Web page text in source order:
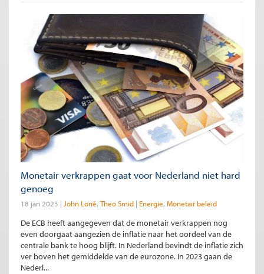
Monetair verkrappen gaat voor Nederland niet hard
genoeg
18 jan 2023 John Lorié Theo Smid Energie Monetair beleid
De ECB heeft aangegeven dat de monetair verkrappen nog
even doorgaat aangezien de inflatie naar het oordeel van de
centrale bank te hoog blijft. In Nederland bevindt de inflatie zich
ver boven het gemiddelde van de eurozone. In 2023 gaan de
Nederl...